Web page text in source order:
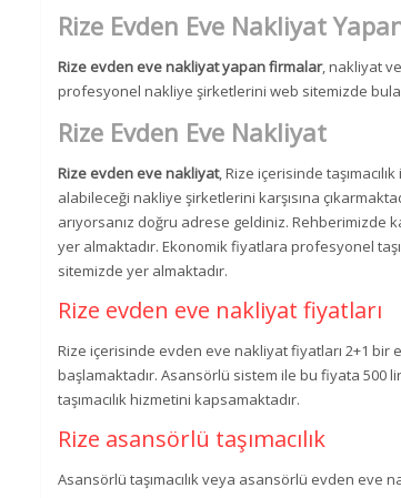
Rize Evden Eve Nakliyat
Rize evden eve nakliyat yapan firmalar, nakliyat
profesyonel nakliye şirketlerini web sitemizde
Rize Evden Eve Nakliyat
Rize evden eve nakliyat, Rize içerisinde
alabileceği nakliye şirketlerini karşısına
arıyorsanız doğru adrese geldiniz. Rehberimizde
yer almaktadır. Ekonomik fiyatlara profesyonel
sitemizde yer almaktadır.
Rize evden eve nakliyat fiyatları
Rize içerisinde evden eve nakliyat fiyatları 2+1 bir
başlamaktadır. Asansörlü sistem ile bu fiyata
taşımacılık hizmetini kapsamaktadır.
Rize asansörlü taşımacılık
Asansörlü taşımacılık veya asansörlü evden eve